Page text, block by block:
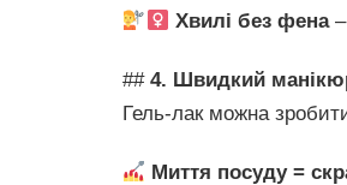
Хвилі без фена–
## 4. Швидкий
Гель-лак можна
Миття посуду =